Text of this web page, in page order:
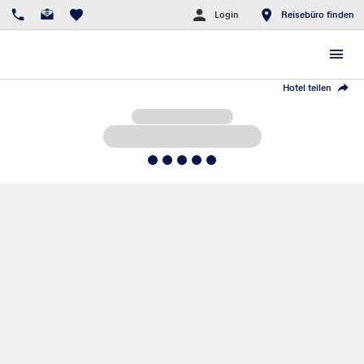
Login Reisebüro finden
Hotel teilen
5